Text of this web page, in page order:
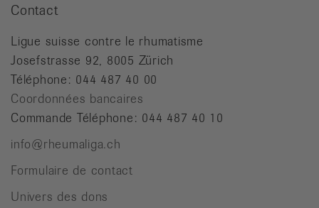
Contact
Ligue suisse contre le rhumatisme
Josefstrasse 92, 8005 Zürich
Téléphone: 044 487 40 00
Coordonnées bancaires
Commande Téléphone: 044 487 40 10
info@rheumaliga.ch
Formulaire de contact
Univers des dons